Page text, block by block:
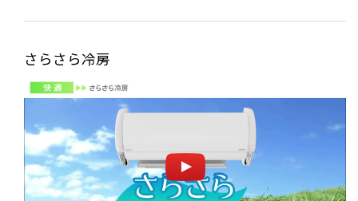
さらさら冷房